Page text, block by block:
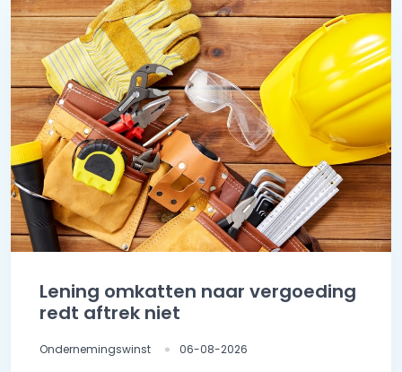
Lening omkatten naar vergoeding
redt aftrek niet
Ondernemingswinst 06-08-2026